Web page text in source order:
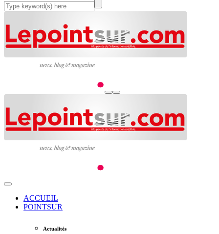
ACCUEIL
POINTSUR
Actualités